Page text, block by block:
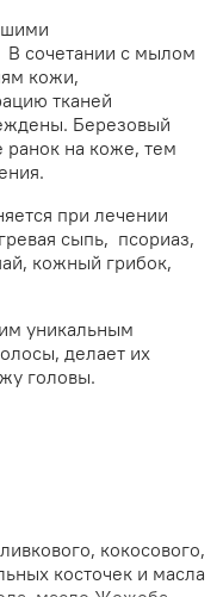
сочетании с мылом
кожи,
тканей
Березовый
ранок на коже, тем
при лечении
сыпь, псориаз,
кожный грибок,
уникальным
делает их
головы.
кокосового,
косточек и масла